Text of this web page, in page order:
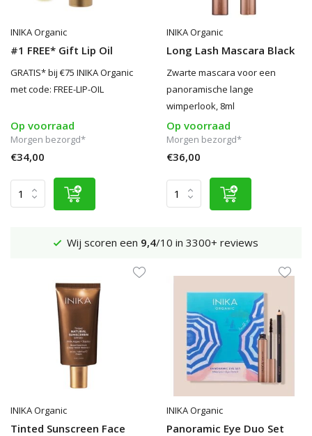
INIKA Organic
#1 FREE* Gift Lip Oil
GRATIS* bij €75 INIKA Organic
met code: FREE-LIP-OIL
Op voorraad
Morgen bezorgd*
€34,00
INIKA Organic
Long Lash Mascara Black
Zwarte mascara voor een
panoramische lange
wimperlook, 8ml
Op voorraad
Morgen bezorgd*
€36,00
Verzenden €4,95 (NL)Gratisvanaf €65
INIKA Organic
Tinted Sunscreen Face
INIKA Organic
Panoramic Eye Duo Set